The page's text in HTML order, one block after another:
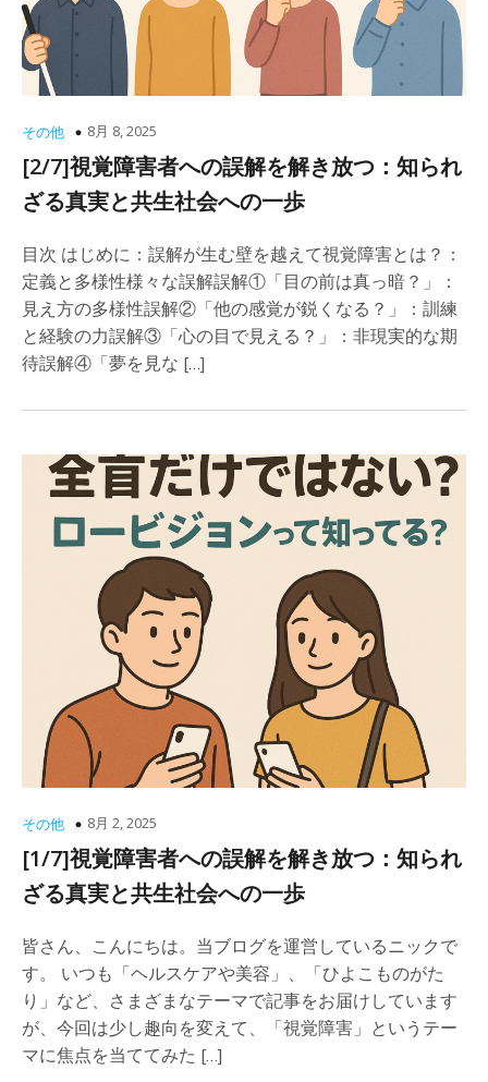
その他 8月 8, 2025
[2/7]視覚障害者への誤解を解き放つ：知られ
ざる真実と共生社会への一歩
目次 はじめに：誤解が生む壁を越えて視覚障害とは？：
定義と多様性様々な誤解誤解①「目の前は真っ暗？」：
見え方の多様性誤解②「他の感覚が鋭くなる？」：訓練
と経験の力誤解③「心の目で見える？」：非現実的な期
待誤解④「夢を見な […]
その他 8月 2, 2025
[1/7]視覚障害者への誤解を解き放つ：知られ
ざる真実と共生社会への一歩
皆さん、こんにちは。当ブログを運営しているニックで
す。 いつも「ヘルスケアや美容」、「ひよこものがた
り」など、さまざまなテーマで記事をお届けしています
が、今回は少し趣向を変えて、「視覚障害」というテー
マに焦点を当ててみた […]